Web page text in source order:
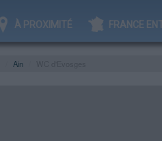
À PROXIMITÉ FRANCE
Ain